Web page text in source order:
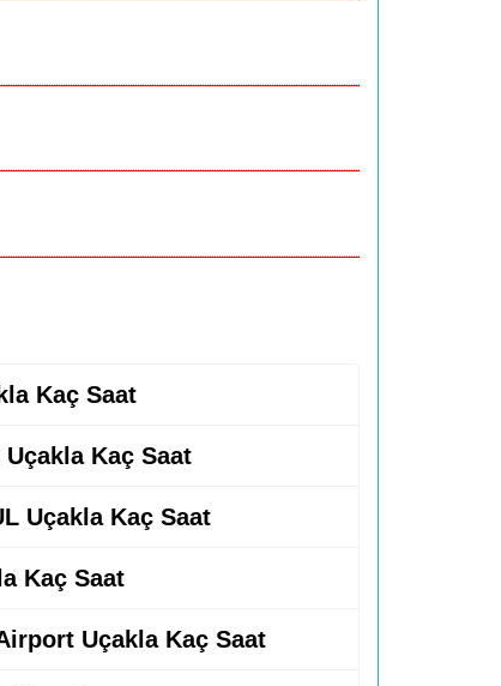
Kaç Saat
Kaç Saat
Uçakla Kaç Saat
Kaç Saat
Uçakla Kaç Saat